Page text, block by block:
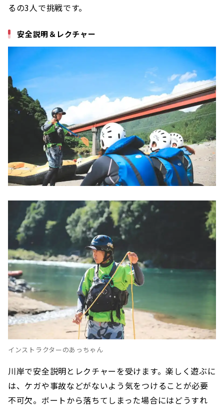
るの3人で挑戦です。
安全説明＆レクチャー
インストラクターのあっちゃん
川岸で安全説明とレクチャーを受けます。楽しく遊ぶに
は、ケガや事故などがないよう気をつけることが必要
不可欠。ボートから落ちてしまった場合にはどうすれ